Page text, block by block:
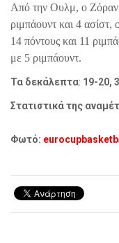
Από την Ουλμ, ο Ζόραν
ριμπάουντ και 4 ασίστ,
14 πόντους και 11
με 5 ριμπάουντ.
Τα δεκάλεπτα: 19-20,
Στατιστικά της
Φωτό: